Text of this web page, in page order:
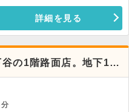
てはお問い合わせください。
詳細を見る
の1階路面店。地下1階
分